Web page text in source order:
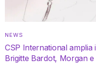
NEWS
CSP International amplia
Brigitte Bardot, Morgan